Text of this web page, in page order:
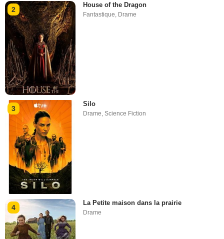
2
House of the Dragon
Fantastique Drame
3
Silo
Drame,Science Fiction
4
La Petite maison dans la prairie
Drame